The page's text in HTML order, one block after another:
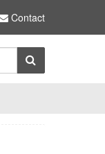
Contact